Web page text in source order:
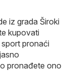
iz grada Široki
kupovati
pronaći
pronađete ono